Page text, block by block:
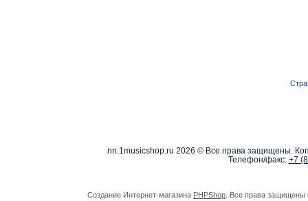
nn.1musicshop.ru 2026 © Все права защищены.
Телефон/факс: +7
Создание Интернет-магазина PHPShop . Все права защищены